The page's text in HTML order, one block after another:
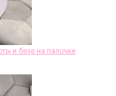
и безе на палочке